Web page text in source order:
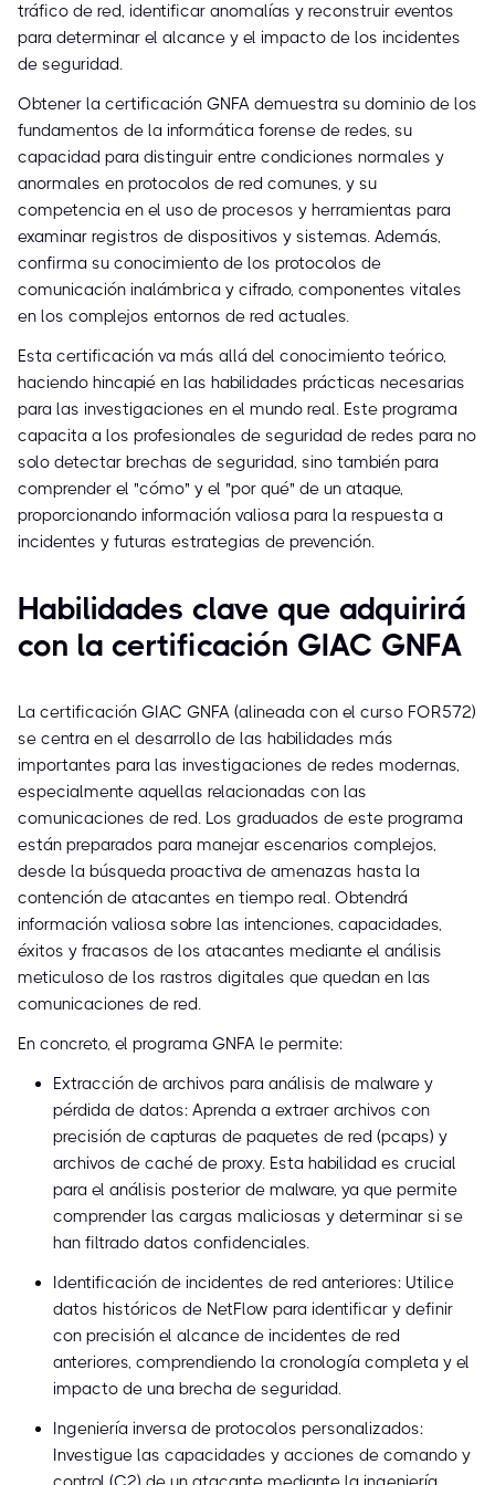
tráfico de red, identificar anomalías y reconstruir eventos
para determinar el alcance y el impacto de los incidentes
de seguridad.
Obtener la certificación GNFA demuestra su dominio de los
fundamentos de la informática forense de redes, su
capacidad para distinguir entre condiciones normales y
anormales en protocolos de red comunes, y su
competencia en el uso de procesos y herramientas para
examinar registros de dispositivos y sistemas. Además,
confirma su conocimiento de los protocolos de
comunicación inalámbrica y cifrado, componentes vitales
en los complejos entornos de red actuales.
Esta certificación va más allá del conocimiento teórico,
haciendo hincapié en las habilidades prácticas necesarias
para las investigaciones en el mundo real. Este programa
capacita a los profesionales de seguridad de redes para no
solo detectar brechas de seguridad, sino también para
comprender el "cómo" y el "por qué" de un ataque,
proporcionando información valiosa para la respuesta a
incidentes y futuras estrategias de prevención.
Habilidades clave que adquirirá
con la certificación GIAC GNFA
La certificación GIAC GNFA (alineada con el curso FOR572)
se centra en el desarrollo de las habilidades más
importantes para las investigaciones de redes modernas,
especialmente aquellas relacionadas con las
comunicaciones de red. Los graduados de este programa
están preparados para manejar escenarios complejos,
desde la búsqueda proactiva de amenazas hasta la
contención de atacantes en tiempo real. Obtendrá
información valiosa sobre las intenciones, capacidades,
éxitos y fracasos de los atacantes mediante el análisis
meticuloso de los rastros digitales que quedan en las
comunicaciones de red.
En concreto, el programa GNFA le permite:
Extracción de archivos para análisis de malware y
pérdida de datos: Aprenda a extraer archivos con
precisión de capturas de paquetes de red (pcaps) y
archivos de caché de proxy. Esta habilidad es crucial
para el análisis posterior de malware, ya que permite
comprender las cargas maliciosas y determinar si se
han filtrado datos confidenciales.
Identificación de incidentes de red anteriores: Utilice
datos históricos de NetFlow para identificar y definir
con precisión el alcance de incidentes de red
anteriores, comprendiendo la cronología completa y el
impacto de una brecha de seguridad.
Ingeniería inversa de protocolos personalizados:
Investigue las capacidades y acciones de comando y